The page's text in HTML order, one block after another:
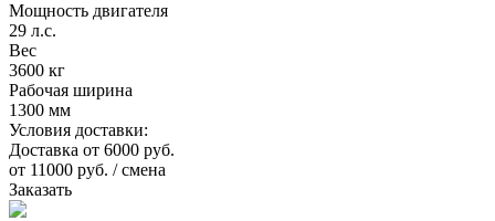
Мощность двигателя
29 л.с.
Вес
3600 кг
Рабочая ширина
1300 мм
Условия доставки:
Доставка от 6000 руб.
от 11000 руб. / смена
Заказать